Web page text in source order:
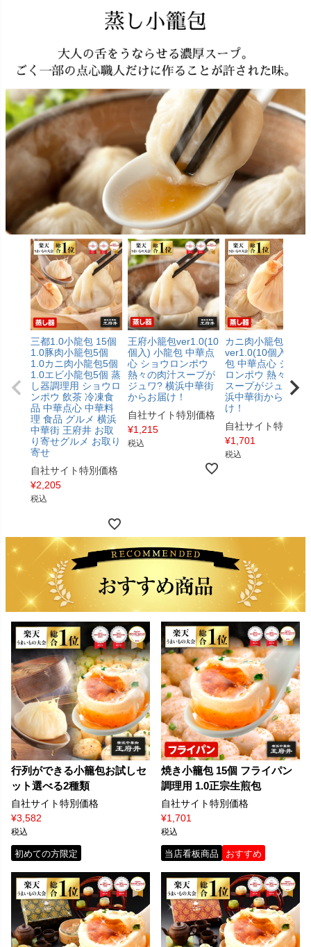
三都1.0小龍包 15個
1.0豚肉小籠包5個
1.0カニ肉小龍包5個
1.0エビ小龍包5個 蒸
し器調理用 ショウロ
ンポウ 飲茶 冷凍食
品 中華点心 中華料
理 食品 グルメ 横浜
中華街 王府井 お取
り寄せグルメ お取り
寄せ
自社サイト特別価格
¥2,205
税込
王府小籠包ver1.0(10
個入) 小龍包 中華点
心 ショウロンポウ
熱々の肉汁スープが
ジュワ? 横浜中華街
からお届け！
自社サイト特別価格
¥1,215
税込
カニ肉小籠包
ver1.0(10個入) 小
包 中華点心 ショウ
ロンポウ 熱々の肉
スープがジュワ?横
浜中華街からお届
け！
自社サイト特別価
¥1,701
税込
行列ができる小籠包お試しセ
ット選べる2種類
自社サイト特別価格
¥3,582
税込
初めての方限定
焼き小籠包 15個 フライパン
調理用 1.0正宗生煎包
自社サイト特別価格
¥1,701
税込
当店看板商品 おすすめ